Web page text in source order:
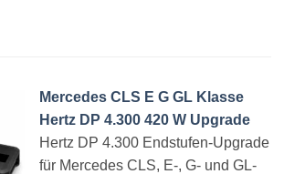
Mercedes CLS E G GL Klasse
Hertz DP 4.300 420 W Upgrade
Hertz DP 4.300 Endstufen-Upgrade
für Mercedes CLS, E-, G- und GL-